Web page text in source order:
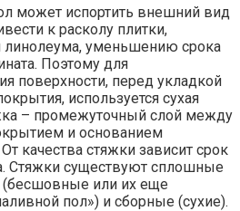
может испортить внешний вид
к расколу плитки,
уменьшению срока
Поэтому для
поверхности, перед укладкой
используется сухая
– промежуточный слой между
и основанием
качества стяжки зависит срок
Стяжки существуют сплошные
или их еще
пол») и сборные (сухие).